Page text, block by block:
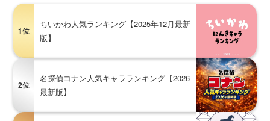
1位
ちいかわ人気ランキング【2025年12月最新
版】
2位
名探偵コナン人気キャラランキング【2026
最新版】